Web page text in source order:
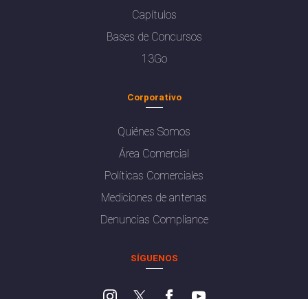
Capítulos
Bases de Concursos
13Go
Corporativo
Quiénes Somos
Área Comercial
Políticas Comerciales
Mediciones de antenas
Denuncias Compliance
SÍGUENOS